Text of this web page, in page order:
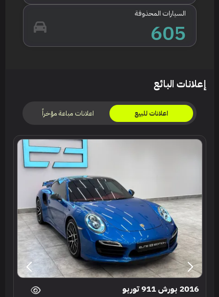
السيارات المحذوفة
605
إعلانات البائع
اعلانات للبيع اعلانات مباعة مؤخراً
2016 بورش 911 توربو